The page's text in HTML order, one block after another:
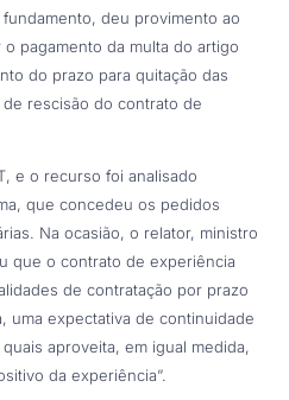
deu provimento ao
pagamento da multa do artigo
do prazo para quitação das
rescisão do contrato de
e o recurso foi analisado
que concedeu os pedidos
Na ocasião, o relator, ministro
que o contrato de experiência
de contratação por prazo
uma expectativa de continuidade
aproveita, em igual medida,
da experiência”.